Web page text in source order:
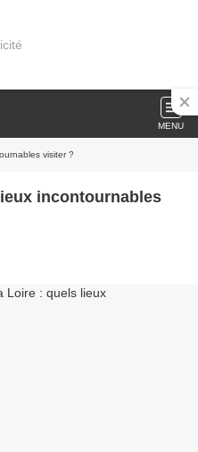
MENU
visiter ?
incontournables